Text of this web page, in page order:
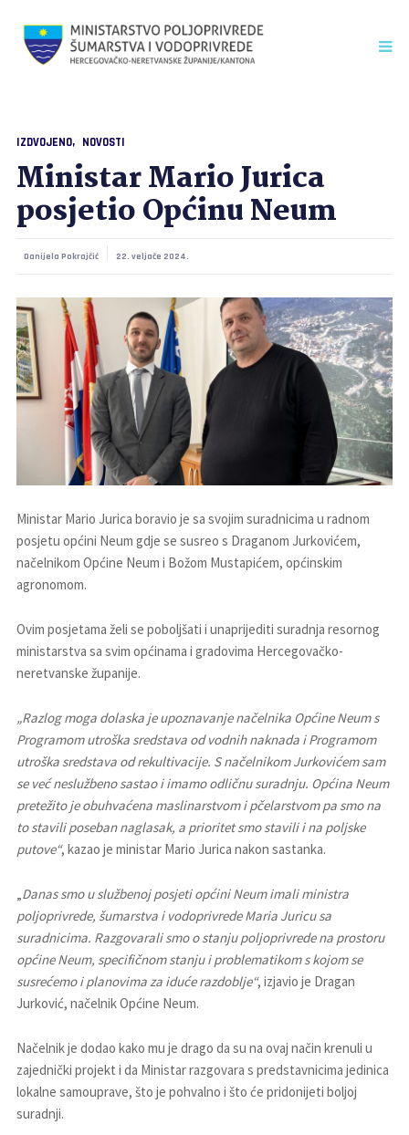
IZDVOJENO NOVOSTI
Ministar Mario Jurica
posjetio Općinu Neum
Danijela Pokrajčić 22. veljače 2024.
Ministar Mario Jurica boravio je sa svojim suradnicima u radnom
posjetu općini Neum gdje se susreo s Draganom Jurkovićem,
načelnikom Općine Neum i Božom Mustapićem, općinskim
agronomom.
Ovim posjetama želi se poboljšati i unaprijediti suradnja resornog
ministarstva sa svim općinama i gradovima Hercegovačko-
neretvanske županije.
„Razlog moga dolaska je upoznavanje načelnika Općine Neum s
Programom utroška sredstava od vodnih naknada i Programom
utroška sredstava od rekultivacije. S načelnikom Jurkovićem sam
se već neslužbeno sastao i imamo odličnu suradnju. Općina Neum
pretežito je obuhvaćena maslinarstvom i pčelarstvom pa smo na
to stavili poseban naglasak, a prioritet smo stavili i na poljske
putove“, kazao je ministar Mario Jurica nakon sastanka.
„Danas smo u službenoj posjeti općini Neum imali ministra
poljoprivrede, šumarstva i vodoprivrede Maria Juricu sa
suradnicima. Razgovarali smo o stanju poljoprivrede na prostoru
općine Neum, specifičnom stanju i problematikom s kojom se
susrećemo i planovima za iduće razdoblje“, izjavio je Dragan
Jurković, načelnik Općine Neum.
Načelnik je dodao kako mu je drago da su na ovaj način krenuli u
zajednički projekt i da Ministar razgovara s predstavnicima jedinica
lokalne samouprave, što je pohvalno i što će pridonijeti boljoj
suradnji.